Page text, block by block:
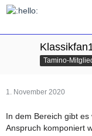
Tamino-
1. November 2020
In dem Bereich gibt
Anspruch komponiert